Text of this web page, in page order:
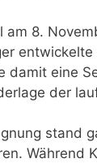
am 8.
damit eine
der
stand
Während